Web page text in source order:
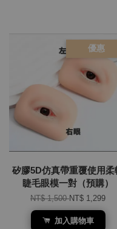
優惠
矽膠5D仿真帶重覆使用柔
睫毛眼模一對（預購）
NT$ 1,500NT$ 1,299
加入購物車